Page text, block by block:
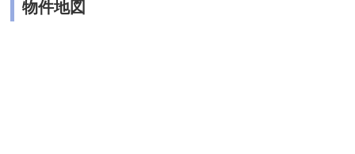
物件地図